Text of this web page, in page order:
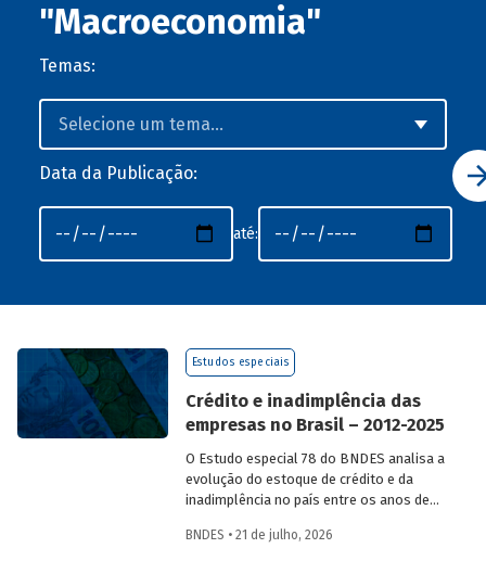
"Macroeconomia"
Temas:
Data da Publicação:
até:
Estudos especiais
Crédito e inadimplência das
empresas no Brasil – 2012-2025
O Estudo especial 78 do BNDES analisa a
evolução do estoque de crédito e da
inadimplência no país entre os anos de
analíticos complementares: o porte da
BNDES • 21 de julho, 2026